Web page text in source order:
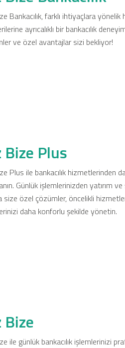
Bankacılık, farklı ihtiyaçlara
ayrıcalıklı bir bankacılık
ve özel avantajlar sizi bekliyor!
Bize Plus
Plus ile bankacılık hizmetlerinden
Günlük işlemlerinizden yatırım
size özel çözümler, öncelikli
daha konforlu şekilde yönetin.
Bize
ile günlük bankacılık işlemlerinizi